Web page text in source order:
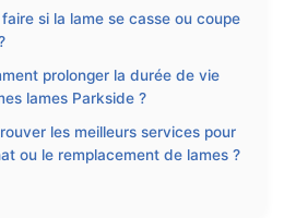
si la lame se casse ou coupe
prolonger la durée de vie
lames Parkside ?
les meilleurs services pour
ou le remplacement de lames ?